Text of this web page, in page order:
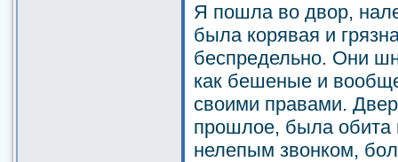
Я пошла во двор,
была корявая и
беспредельно. Они
как бешеные и
своими правами.
прошлое, была обита
нелепым звонком,